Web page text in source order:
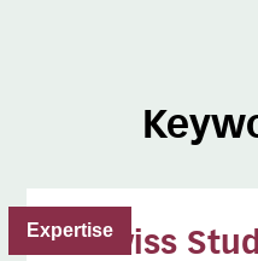
Expertise
A Swiss